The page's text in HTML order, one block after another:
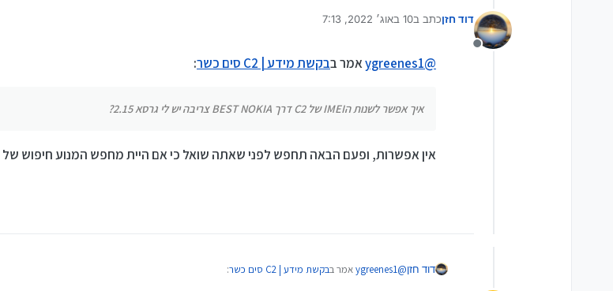
מנותק
דוד חזןכתב ב10 באוג׳ 2022, 7:13
נערך לאחרונה על ידי
@
ygreenes1אמר בבקשת מידע | C2 סים כשר :
איך אפשר לשנות הIMEI של C2 דרך BEST NOKIA צריבה יש לי גרסא 2.15?
אין אפשרות, ופעם הבאה תחפש לפני שאתה שואל כי אם היית מחפש המנוע חיפוש של
דוד חזן@
ygreenes1אמר בבקשת מידע | C2 סים כשר :